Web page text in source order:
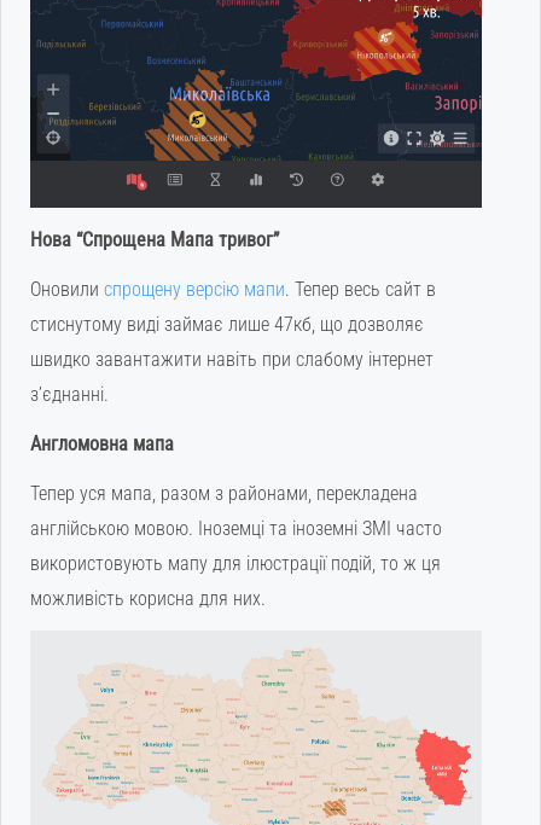
Нова “Спрощена Мапа тривог”
Оновили спрощену версію мапи. Тепер весь сайт в
стиснутому виді займає лише 47кб, що дозволяє
швидко завантажити навіть при слабому інтернет
з’єднанні.
Англомовна мапа
Тепер уся мапа, разом з районами, перекладена
англійською мовою. Іноземці та іноземні ЗМІ часто
використовують мапу для ілюстрації подій, то ж ця
можливість корисна для них.